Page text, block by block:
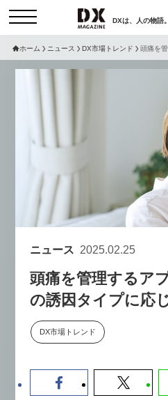
DXは、人の物語
トップペ
特集
動画
サイトマ
お問い合
個人情報保護法
採用情報
現在開催予定
【8/12
数値
学ぶ資
2026-06-10
2026-08-07
ホーム ニュース DX市場トレンド 頭痛を
ニュース 2025.02.25
頭痛を管理するア
の誘因タイプに応
DX市場トレンド